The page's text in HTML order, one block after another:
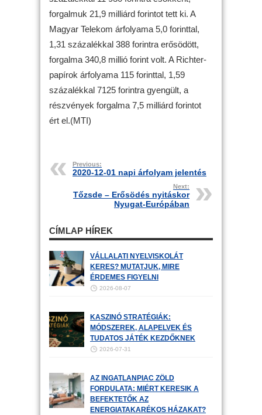
forgalmuk 21,9 milliárd forintot tett ki. A
Magyar Telekom árfolyama 5,0 forinttal,
1,31 százalékkal 388 forintra erősödött,
forgalma 340,8 millió forint volt. A Richter-
papírok árfolyama 115 forinttal, 1,59
százalékkal 7125 forintra gyengült, a
részvények forgalma 7,5 milliárd forintot
ért el.(MTI)
Previous:
2020-12-01 napi árfolyam jelentés
Next:
Tőzsde – Erősödés nyitáskor
Nyugat-Európában
CÍMLAP HÍREK
VÁLLALATI NYELVISKOLÁT
KERES? MUTATJUK, MIRE
ÉRDEMES FIGYELNI
2026-08-07
KASZINÓ STRATÉGIÁK:
MÓDSZEREK, ALAPELVEK ÉS
TUDATOS JÁTÉK KEZDŐKNEK
2026-07-31
AZ INGATLANPIAC ZÖLD
FORDULATA: MIÉRT KERESIK A
BEFEKTETŐK AZ
ENERGIATAKARÉKOS HÁZAKAT?